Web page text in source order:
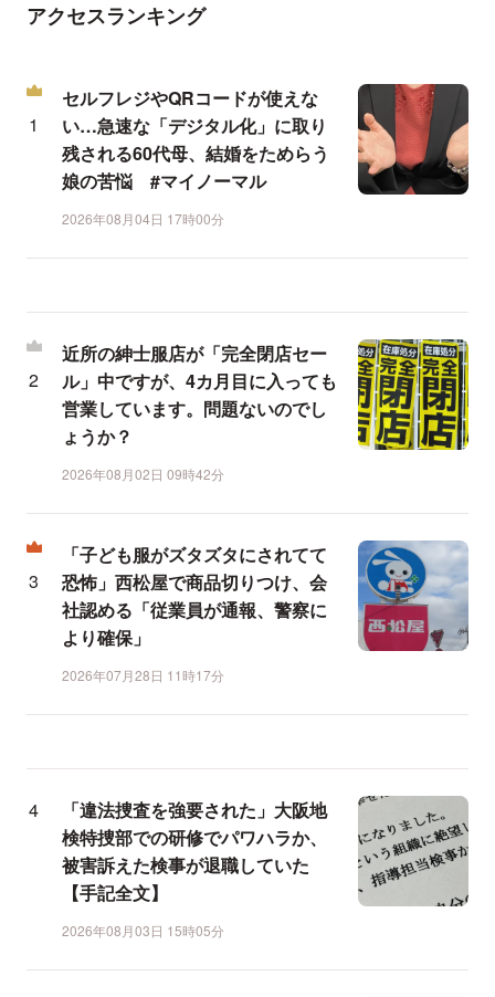
アクセスランキング
セルフレジやQRコードが使えな
い…急速な「デジタル化」に取り
残される60代母、結婚をためらう
娘の苦悩 #マイノーマル
2026年08月04日 17時00分
近所の紳士服店が「完全閉店セー
ル」中ですが、4カ月目に入っても
営業しています。問題ないのでし
ょうか？
2026年08月02日 09時42分
「子ども服がズタズタにされてて
恐怖」西松屋で商品切りつけ、会
社認める「従業員が通報、警察に
より確保」
2026年07月28日 11時17分
「違法捜査を強要された」大阪地
検特捜部での研修でパワハラか、
被害訴えた検事が退職していた
【手記全文】
2026年08月03日 15時05分